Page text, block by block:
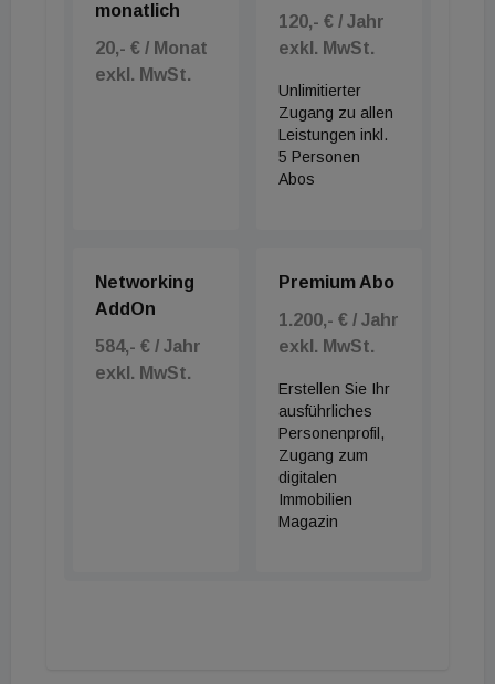
monatlich
20,- € / Monat
exkl. MwSt.
120,- € / Jahr
exkl. MwSt.
Unlimitierter
Zugang zu allen
Leistungen inkl.
5 Personen
Abos
Networking
AddOn
584,- € / Jahr
exkl. MwSt.
Premium Abo
1.200,- € / Jahr
exkl. MwSt.
Erstellen Sie Ihr
ausführliches
Personenprofil,
Zugang zum
digitalen
Immobilien
Magazin